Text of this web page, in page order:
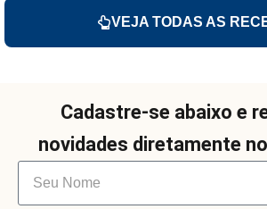
VEJA TODAS AS
Cadastre-se abaixo e
novidades diretamente